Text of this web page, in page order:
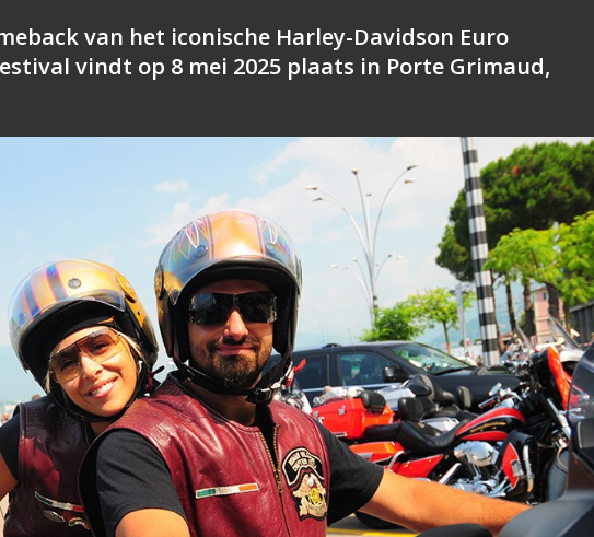
van het iconische Harley-Davidson Euro
vindt op 8 mei 2025 plaats in Porte Grimaud,